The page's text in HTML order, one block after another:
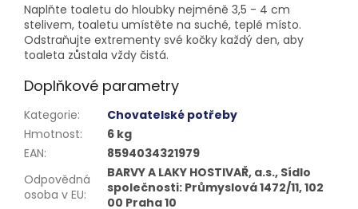
Naplňte toaletu do hloubky nejméně 3,5 - 4 cm
stelivem, toaletu umístěte na suché, teplé místo.
Odstraňujte extrementy své kočky každý den, aby
toaleta zůstala vždy čistá.
Doplňkové parametry
Kategorie:
Chovatelské potřeby
Hmotnost:
6 kg
EAN:
8594034321979
Odpovědná
osoba v EU:
BARVY A LAKY HOSTIVAŘ, a.s., Sídlo
společnosti: Průmyslová 1472/11, 102
00 Praha 10